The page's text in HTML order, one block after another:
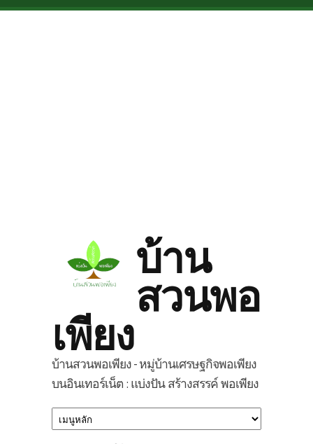
Skip to main content
บ้าน
สวนพอ
เพียง
บ้านสวนพอเพียง - หมู่บ้านเศรษฐกิจพอเพียง
บนอินเทอร์เน็ต : แบ่งปัน สร้างสรรค์ พอเพียง